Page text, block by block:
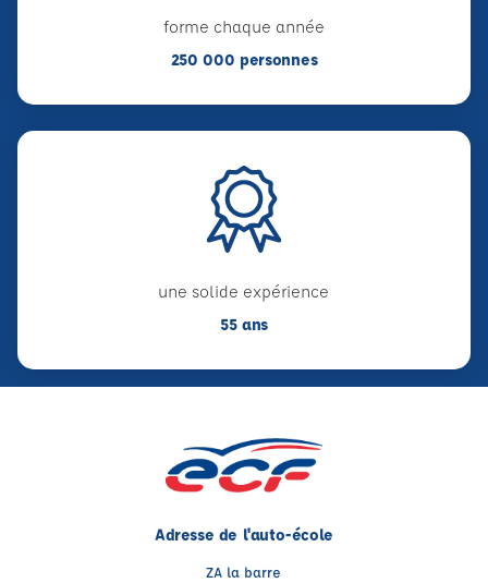
forme chaque année
250 000 personnes
une solide expérience
55 ans
Adresse de l'auto-école
ZA la barre